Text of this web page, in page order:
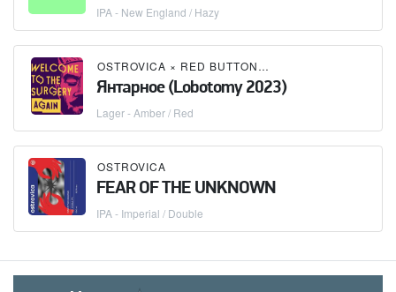
IPA - New England / Hazy
OSTROVICA × RED BUTTON BREWERY
Янтарное (Lobotomy 2023)
Lager - Amber / Red
OSTROVICA
FEAR OF THE UNKNOWN
IPA - Imperial / Double